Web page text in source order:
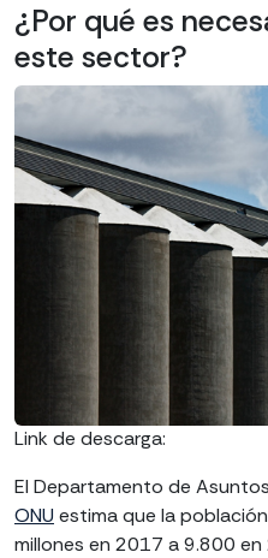
¿Por qué es
este sector?
Link de descarga:
El Departamento de
ONU estima que la
millones en 2017 a 9.800